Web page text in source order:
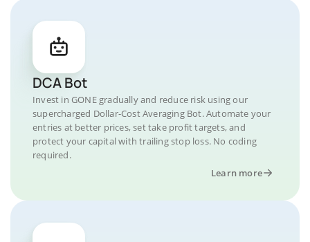
DCA Bot
Invest in GONE gradually and reduce risk using our
supercharged Dollar-Cost Averaging Bot. Automate your
entries at better prices, set take profit targets, and
protect your capital with trailing stop loss. No coding
required.
Learn more